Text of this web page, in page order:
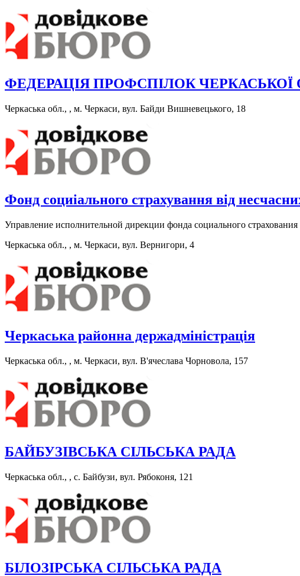
ФЕДЕРАЦІЯ ПРОФСПІЛОК ЧЕРКАСЬКОЇ
Черкаська обл., , м. Черкаси, вул. Байди Вишневецького, 18
Фонд социіального страхування від
Управление исполнительной дирекции фонда социального
Черкаська обл., , м. Черкаси, вул. Вернигори, 4
Черкаська районна держадміністрація
Черкаська обл., , м. Черкаси, вул. В'ячеслава Чорновола, 157
БАЙБУЗІВСЬКА СІЛЬСЬКА РАДА
Черкаська обл., , с. Байбузи, вул. Рябоконя, 121
БІЛОЗІРСЬКА СІЛЬСЬКА РАДА